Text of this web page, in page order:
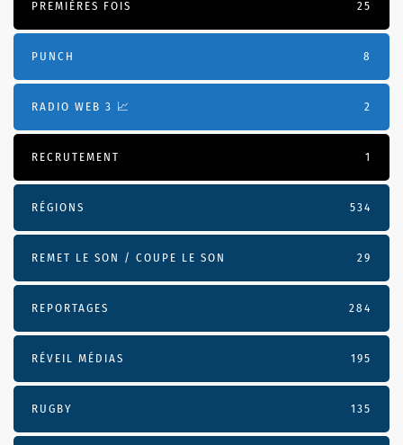
PREMIÈRES FOIS 25
PUNCH 8
RADIO WEB 3 📈 2
RECRUTEMENT 1
RÉGIONS 534
REMET LE SON / COUPE LE SON 29
REPORTAGES 284
RÉVEIL MÉDIAS 195
RUGBY 135